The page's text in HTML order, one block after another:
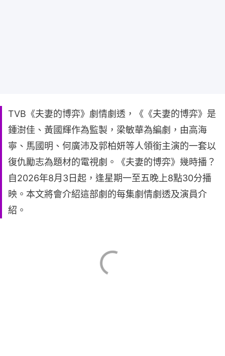
TVB《夫妻的博弈》劇情劇透，《《夫妻的博弈》是
鍾澍佳、黃國輝作為監製，梁敏華為編劇，由高海
寧、馬國明、何廣沛及郭柏妍等人領銜主演的一套以
復仇勵志為題材的電視劇。《夫妻的博弈》幾時播？
自2026年8月3日起，逢星期一至五晚上8點30分播
映。本文將會介紹這部劇的每集劇情劇透及演員介
紹。